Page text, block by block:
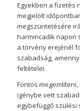
Egyekben a fizetés
megjelölt
megszüntetésére
harmincadik napon
a törvény erejénél
szabadság,
feltételei.
Fontos
igénybe vett
egybefüggő szülési